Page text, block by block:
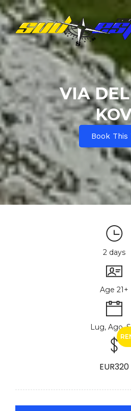
VIA
Book This
2 days
Age 21+
Lug, Ago,
EUR320